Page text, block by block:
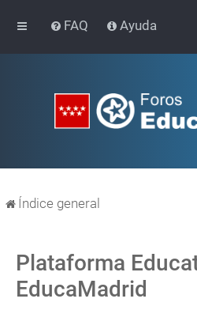
FAQ Ayuda
Índice general
Plataforma
EducaMadrid